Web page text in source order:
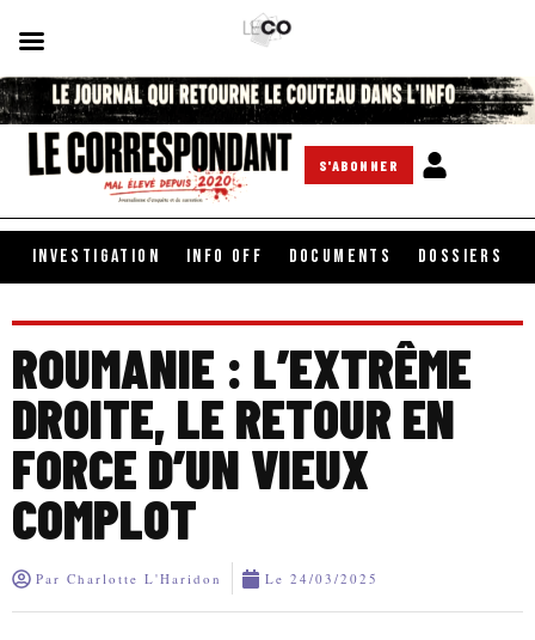
S'ABONNER
INVESTIGATION INFO OFF DOCUMENTS DOSSIERS
ROUMANIE : L’EXTRÊME
DROITE, LE RETOUR EN
FORCE D’UN VIEUX
COMPLOT
Par Charlotte L'Haridon Le 24/03/2025